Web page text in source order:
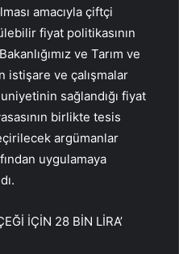
amacıyla çiftçi
fiyat politikasının
ve Tarım ve
istişare ve çalışmalar
sağlandığı fiyat
birlikte tesis
argümanlar
uygulamaya
İÇİN 28 BİN LİRA’